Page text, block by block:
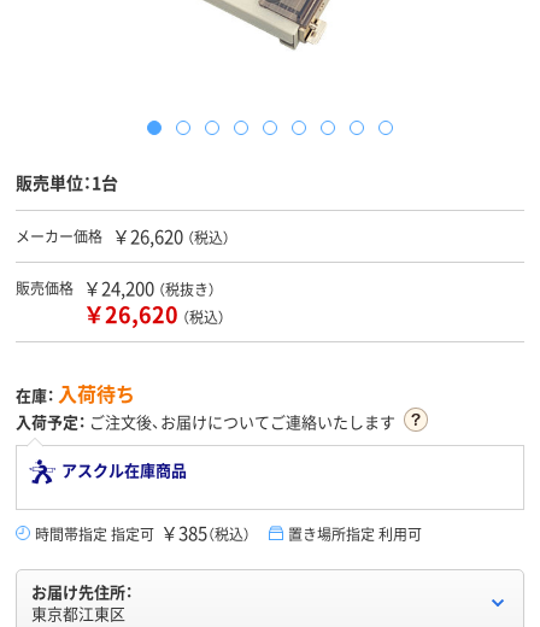
販売単位：1台
メーカー価格 ￥26,620 （税込）
販売価格 ￥24,200 （税抜き）
￥26,620 （税込）
在庫： 入荷待ち
入荷予定： ご注文後、お届けについてご連絡いたします
アスクル在庫商品
時間帯指定 指定可 ￥385（税込） 置き場所指定 利用可
お届け先住所：
東京都江東区